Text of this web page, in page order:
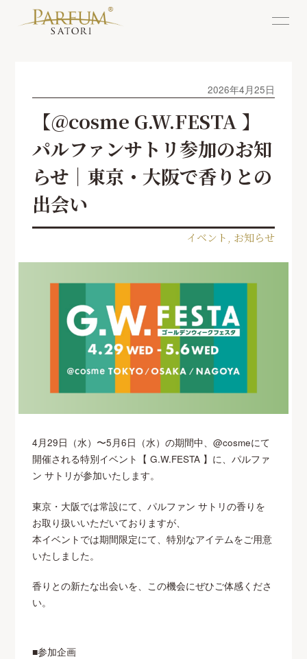
2026年4月25日
【@cosme G.W.FESTA 】
パルファンサトリ参加のお知
らせ｜東京・大阪で香りとの
出会い
イベント お知らせ
4月29日（水）〜5月6日（水）の期間中、@cosmeにて
開催される特別イベント【 G.W.FESTA 】に、パルファ
ン サトリが参加いたします。
東京・大阪では常設にて、パルファン サトリの香りを
お取り扱いいただいておりますが、
本イベントでは期間限定にて、特別なアイテムをご用意
いたしました。
香りとの新たな出会いを、この機会にぜひご体感くださ
い。
■参加企画